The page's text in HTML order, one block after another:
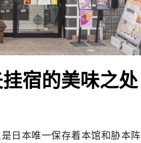
宿的美味之处
日本唯一保存着本馆和胁本阵